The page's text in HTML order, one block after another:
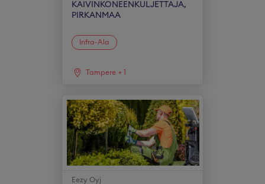
KAIVINKONEENKULJETTAJA,
PIRKANMAA
Infra-Ala
Tampere + 1
Eezy Oyj